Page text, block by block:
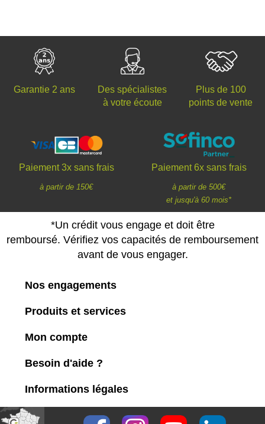
Garantie 2 ans
Des spécialistes
à votre écoute
Plus de 100
points de vente
Paiement 3x sans frais
à partir de 150€
Paiement 6x sans frais
à partir de 500€
et jusqu'à 60 mois*
*Un crédit vous engage et doit être
remboursé. Vérifiez vos capacités de remboursement
avant de vous engager.
Nos engagements
Produits et services
Mon compte
Besoin d'aide ?
Informations légales